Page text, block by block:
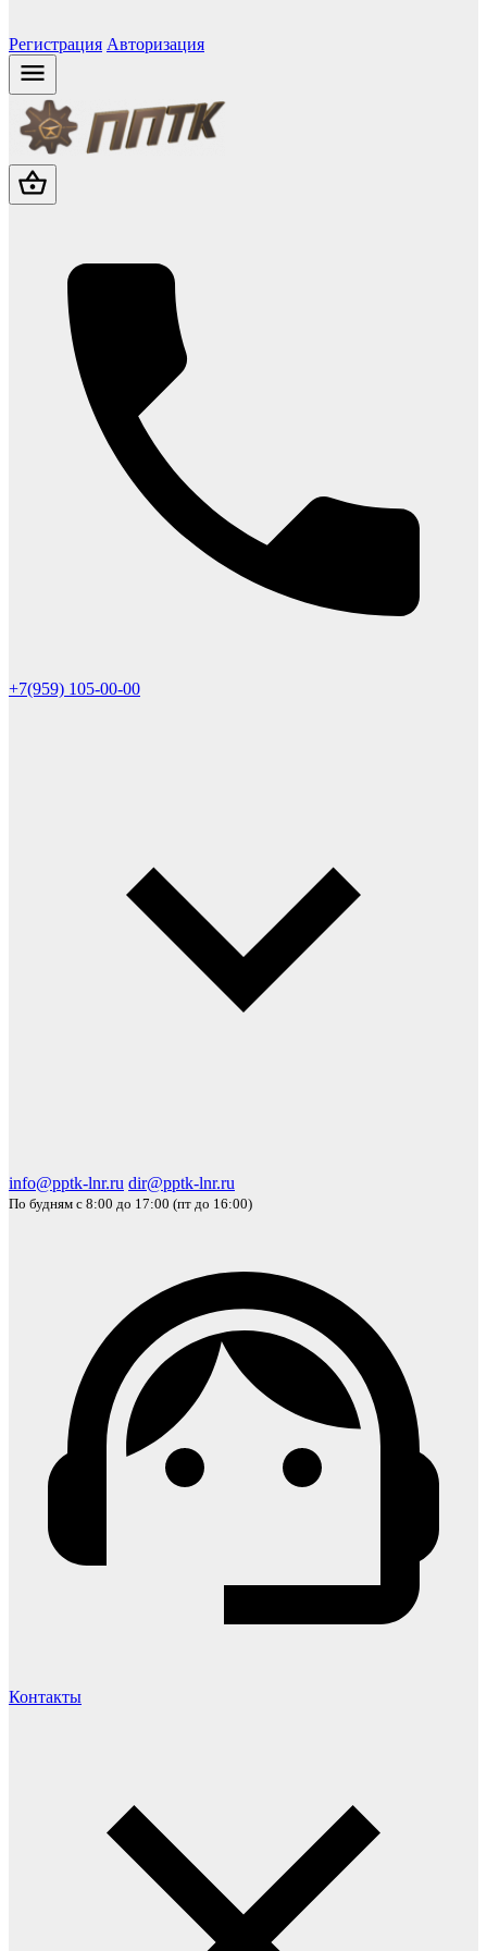
Регистрация Авторизация
+7(959) 105-00-00
info@pptk-lnr.ru dir@pptk-lnr.ru
По будням с 8:00 до 17:00 (пт до 16:00)
Контакты